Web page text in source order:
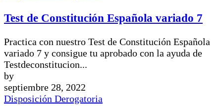
Test de Constitución Española variado 7
Practica con nuestro Test de Constitución Española
variado 7 y consigue tu aprobado con la ayuda de
Testdeconstitucion...
by
septiembre 28, 2022
Disposición Derogatoria